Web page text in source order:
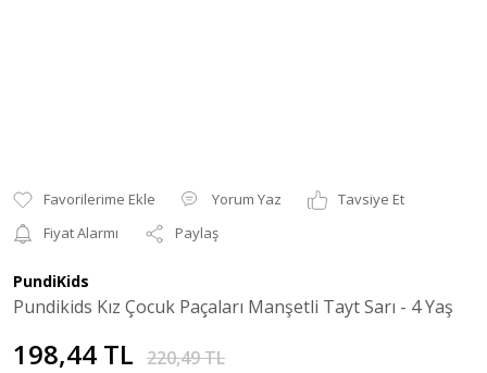
Yorum Yaz
Tavsiye Et
Fiyat Alarmı
Paylaş
PundiKids
Pundikids Kız Çocuk Paçaları Manşetli Tayt Sarı - 4 Yaş
198,44 TL 220,49 TL